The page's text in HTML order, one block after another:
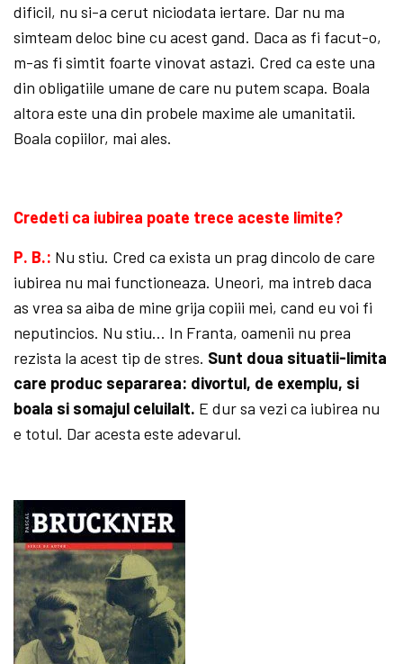
dificil, nu si-a cerut niciodata iertare. Dar nu ma
simteam deloc bine cu acest gand. Daca as fi facut-o,
m-as fi simtit foarte vinovat astazi. Cred ca este una
din obligatiile umane de care nu putem scapa. Boala
altora este una din probele maxime ale umanitatii.
Boala copiilor, mai ales.
Credeti ca iubirea poate trece aceste limite?
P. B.: Nu stiu. Cred ca exista un prag dincolo de care
iubirea nu mai functioneaza. Uneori, ma intreb daca
as vrea sa aiba de mine grija copiii mei, cand eu voi fi
neputincios. Nu stiu… In Franta, oamenii nu prea
rezista la acest tip de stres. Sunt doua situatii-limita
care produc separarea: divortul, de exemplu, si
boala si somajul celuilalt. E dur sa vezi ca iubirea nu
e totul. Dar acesta este adevarul.